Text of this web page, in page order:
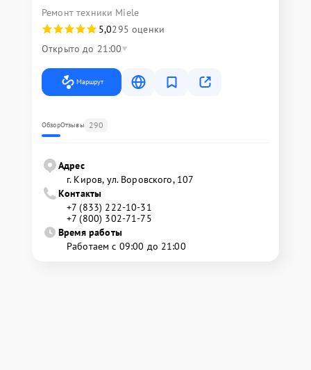
Ремонт техники Miele
5,0295 оценки
Открыто до 21:00
Маршрут
ОбзорОтзывы 290
Адрес
г. Киров, ул. Воровского, 107
Контакты
+7 (833) 222-10-31
+7 (800) 302-71-75
Время работы
Работаем с 09:00 до 21:00